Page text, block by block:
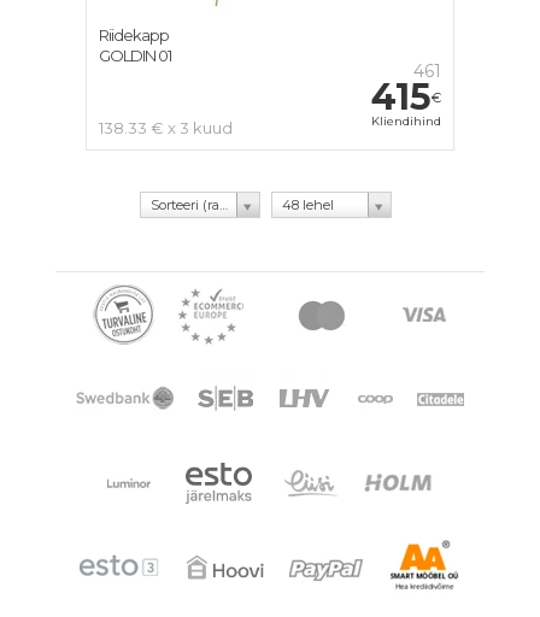
461
415€
Kliendihind
138.33 € x 3 kuud
Riidekapp
GOLDIN 01
48 lehel